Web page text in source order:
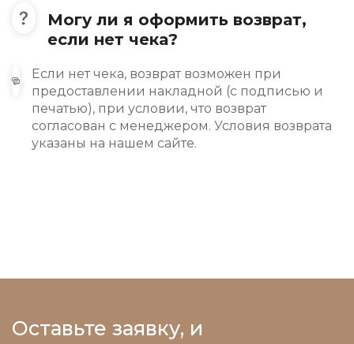
Могу ли я оформить возврат,
если нет чека?
Если нет чека, возврат возможен при
предоставлении накладной (с подписью и
печатью), при условии, что возврат
согласован с менеджером. Условия возврата
указаны на нашем сайте.
Оставьте заявку, и